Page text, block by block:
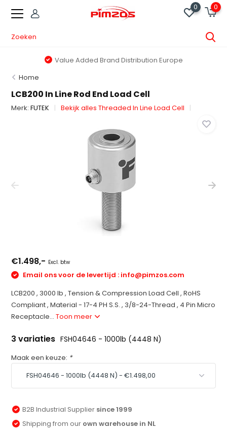
0 0
Value Added Brand Distribution Europe
Home
LCB200 In Line Rod End Load Cell
Merk:FUTEK Bekijk alles Threaded In Line Load Cell
€1.498,- Excl. btw
Email ons voor de levertijd : info@pimzos.com
LCB200 , 3000 lb , Tension & Compression Load Cell , RoHS
Compliant , Material - 17-4 PH S.S. , 3/8-24-Thread , 4 Pin Micro
Receptacle...Toon meer
3 variaties FSH04646 - 1000lb (4448 N)
Maak een keuze: *
B2B Industrial Supplier since 1999
Shipping from our own warehouse in NL